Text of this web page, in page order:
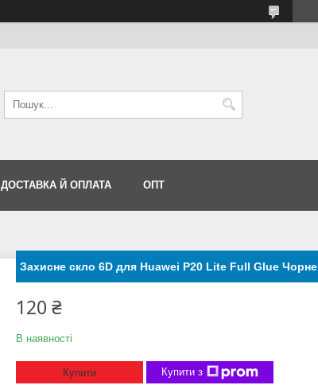
ДОСТАВКА Й ОПЛАТА ОПТ
Захисне скло 6D для Huawei P20 Lite Full Glue Чорне
120 ₴
В наявності
Купити Купити з